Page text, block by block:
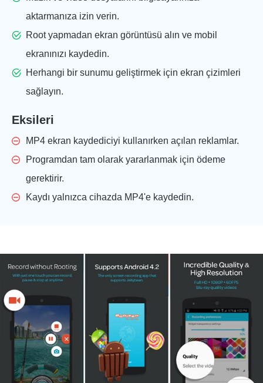
aktarmanıza izin verin.
Root yapmadan ekran görüntüsü alın ve mobil
ekranınızı kaydedin.
Herhangi bir sunumu geliştirmek için ekran çizimleri
sağlayın.
Eksileri
MP4 ekran kaydediciyi kullanırken açılan reklamlar.
Programdan tam olarak yararlanmak için ödeme
gerektirir.
Kaydı yalnızca cihazda MP4'e kaydedin.